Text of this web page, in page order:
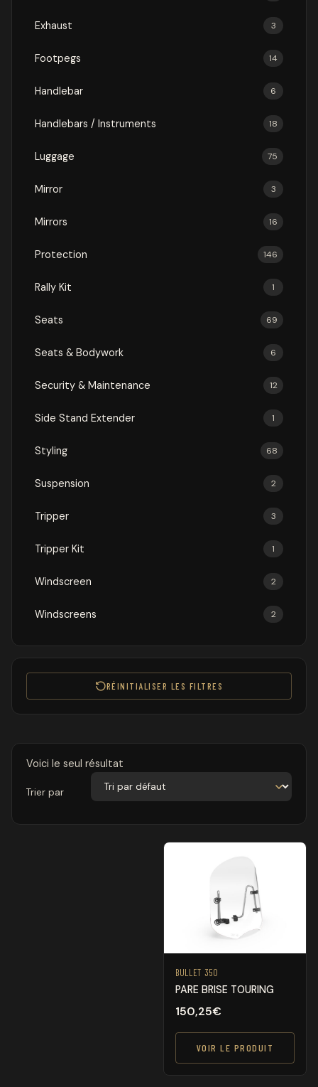
Exhaust 3
Footpegs 14
Handlebar 6
Handlebars / Instruments 18
Luggage 75
Mirror 3
Mirrors 16
Protection 146
Rally Kit 1
Seats 69
Seats & Bodywork 6
Security & Maintenance 12
Side Stand Extender 1
Styling 68
Suspension 2
Tripper 3
Tripper Kit 1
Windscreen 2
Windscreens 2
RÉINITIALISER LES FILTRES
Voici le seul résultat
Trier par
BULLET 350
PARE BRISE TOURING
150,25€
VOIR LE PRODUIT